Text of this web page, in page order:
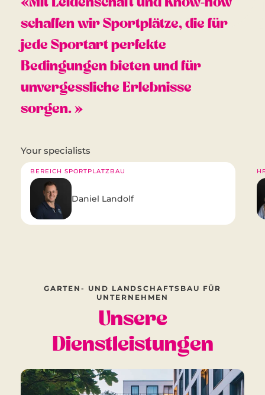
schaffen wir Sportplätze, die für
jede Sportart perfekte
Bedingungen bieten und für
unvergessliche Erlebnisse
sorgen. »
Your specialists
BEREICH SPORTPLATZBAU
Daniel Landolf
GARTEN- UND LANDSCHAFTSBAU FÜR
UNTERNEHMEN
Unsere
Dienstleistungen